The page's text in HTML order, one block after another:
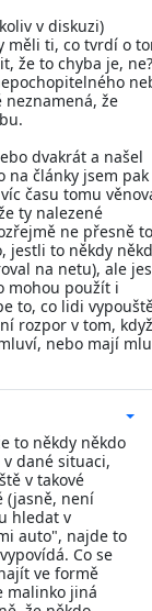
v diskuzi)
měli ti, co tvrdí o
že to chyba je,
neznamená, že
dvakrát a našel
na články jsem pak
času tomu
ty nalezené
ne přesně
jestli to někdy
na netu), ale
mohou použít i
to, co lidi
rozpor v tom,
nebo mají
to někdy někdo
dané situaci,
v takové
(jasně, není
hledat v
auto", najde to
Co se
ve formě
malinko jiná